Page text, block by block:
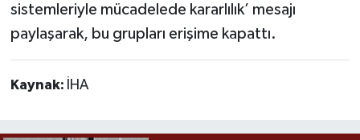
sistemleriyle mücadelede kararlılık’ mesajı
paylaşarak, bu grupları erişime kapattı.
Kaynak: İHA